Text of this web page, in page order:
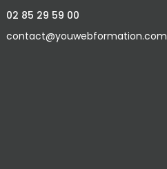
02 85 29 59 00
contact@youwebformation.com